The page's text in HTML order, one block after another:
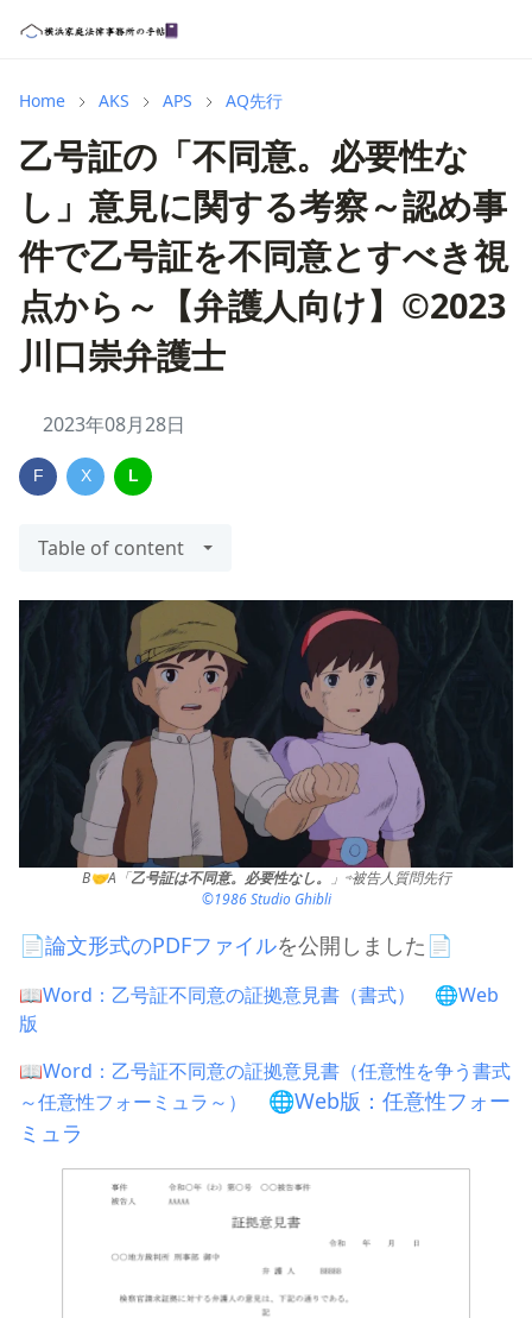
Home AKS APS AQ先行
乙号証の「不同意。必要性な
し」意見に関する考察～認め事
件で乙号証を不同意とすべき視
点から～【弁護人向け】©2023
川口崇弁護士
2023年08月28日
F X L
Table of content
B🤝A「乙号証は不同意。必要性なし。
」⇨被告人質問先行
©1986 Studio Ghibli
📄論文形式のPDFファイルを公開しました📄
📖Word：乙号証不同意の証拠意見書（書式） 🌐Web
版
📖Word：乙号証不同意の証拠意見書（任意性を争う書式
～任意性フォーミュラ～）
🌐Web版：任意性フォー
ミュラ